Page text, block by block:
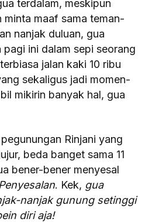
terdalam, meskipun
maaf sama teman-
nanjak duluan, gua
ini dalam sepi seorang
jalan kaki 10 ribu
sekaligus jadi momen-
mikirin banyak hal, gua
Rinjani yang
beda banget sama 11
bener-bener menyesal
. Kek, gua
nanjak gunung setinggi
diri aja!